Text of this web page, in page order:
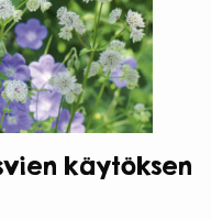
käytöksen